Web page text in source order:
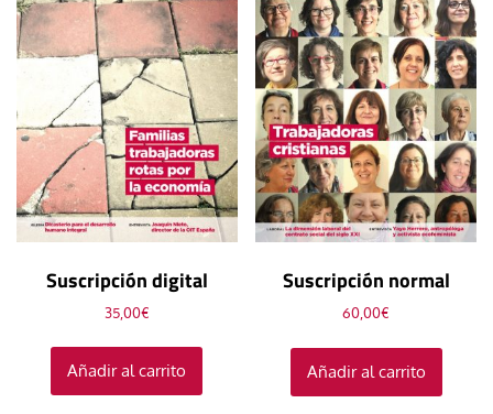
Suscripción digital
35,00€
Añadir al carrito
Suscripción normal
60,00€
Añadir al carrito